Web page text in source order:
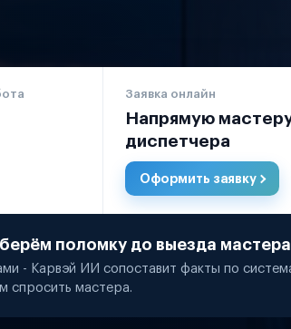
Заявка онлайн
Напрямую
диспетчера
Оформить заявку
поломку до выезда мастера
- Карвэй ИИ сопоставит факты по
спросить мастера.